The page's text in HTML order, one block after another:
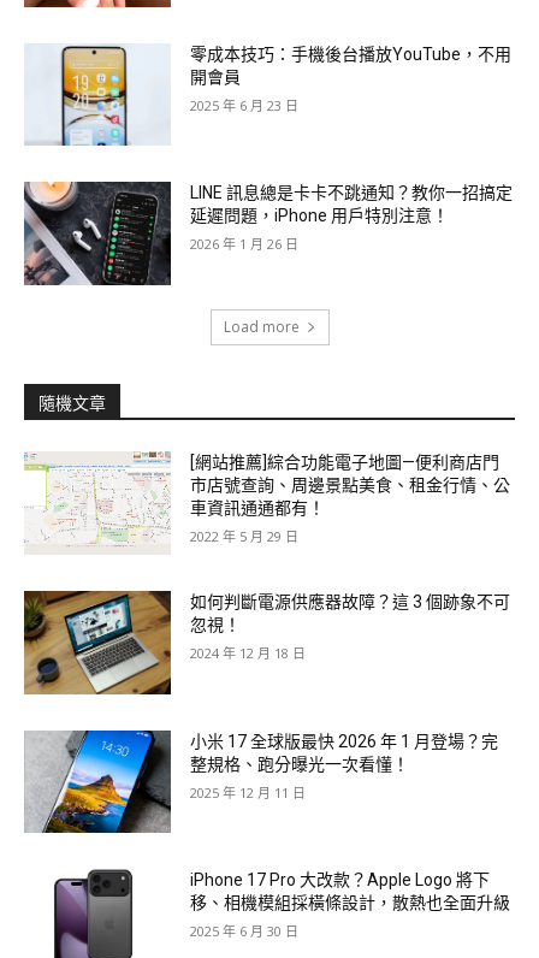
零成本技巧：手機後台播放YouTube，不用
開會員
2025 年 6 月 23 日
LINE 訊息總是卡卡不跳通知？教你一招搞定
延遲問題，iPhone 用戶特別注意！
2026 年 1 月 26 日
Load more
隨機文章
[網站推薦]綜合功能電子地圖—便利商店門
市店號查詢、周邊景點美食、租金行情、公
車資訊通通都有！
2022 年 5 月 29 日
如何判斷電源供應器故障？這 3 個跡象不可
忽視！
2024 年 12 月 18 日
小米 17 全球版最快 2026 年 1 月登場？完
整規格、跑分曝光一次看懂！
2025 年 12 月 11 日
iPhone 17 Pro 大改款？Apple Logo 將下
移、相機模組採橫條設計，散熱也全面升級
2025 年 6 月 30 日